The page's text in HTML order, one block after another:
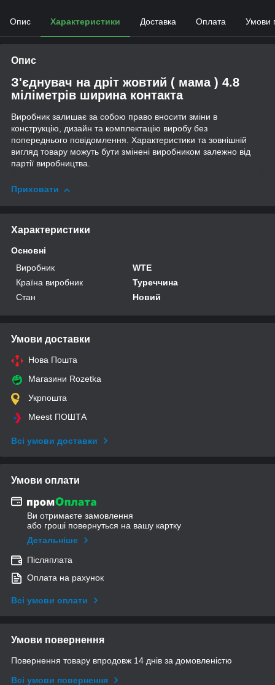
Опис Характеристики Доставка Оплата Умови
Опис
З'єднувач на дріт жовтий ( мама ) 4.8
міліметрів ширина контакта
Виробник залишає за собою право вносити зміни в
конструкцію, дизайн та комплектацію виробу без
попереднього повідомлення. Характеристики та зовнішній
вигляд товару можуть бути змінені виробником залежно від
партії виробництва.
Приховати
Характеристики
Основні
Виробник
WTE
Країна виробник
Туреччина
Стан
Новий
Умови доставки
Нова Пошта
Магазини Rozetka
Укрпошта
Meest ПОШТА
Всі умови доставки
Умови оплати
Ви отримаєте замовлення
або гроші повернуться на вашу картку
Детальніше
Післяплата
Оплата на рахунок
Всі умови оплати
Умови повернення
Повернення товару впродовж 14 днів за домовленістю
Всі умови повернення